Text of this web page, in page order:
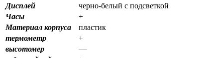
Дисплей
черно-белый с подсветкой
Часы
+
Материал корпуса
пластик
термометр
+
высотомер
—